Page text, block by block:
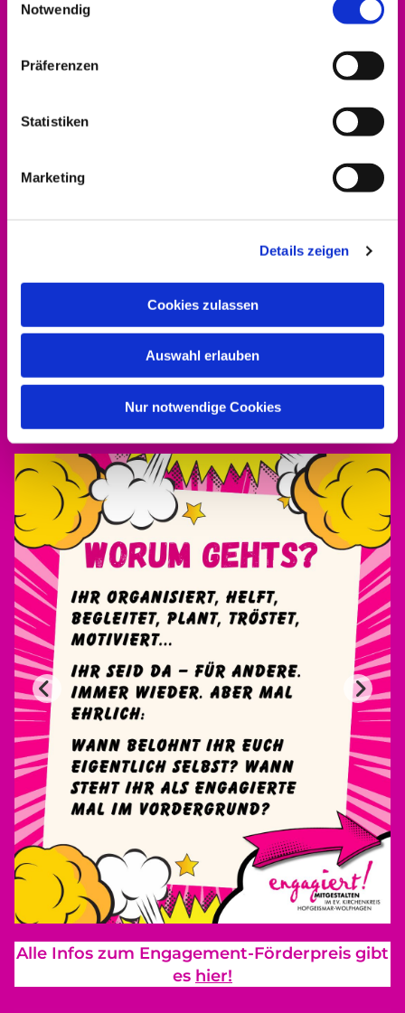
Notwendig
Präferenzen
Statistiken
Marketing
Details zeigen
Cookies zulassen
Auswahl erlauben
Nur notwendige Cookies
Altstädter Kirchplatz 5
Kontakt aufnehmen
dekanat.hofgeismar-wolfhagen@ekkw.de
Alle Infos zum Engagement-Förderpreis gibt
es hier!